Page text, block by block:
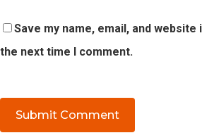
Save my name, email, and
the next time I comment.